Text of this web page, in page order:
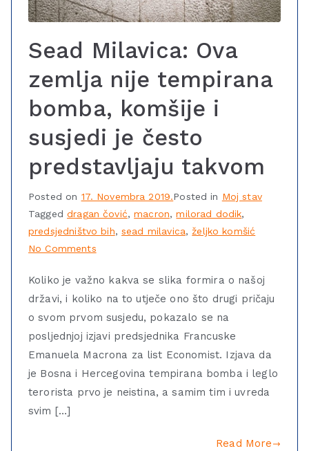
Sead Milavica: Ova
zemlja nije tempirana
bomba, komšije i
susjedi je često
predstavljaju takvom
Posted on 17. Novembra 2019.Posted in Moj stav
Taggeddragan čović,macron,milorad dodik,
predsjedništvo bih,sead milavica,željko komšić
No Comments
Koliko je važno kakva se slika formira o našoj
državi, i koliko na to utječe ono što drugi pričaju
o svom prvom susjedu, pokazalo se na
posljednjoj izjavi predsjednika Francuske
Emanuela Macrona za list Economist. Izjava da
je Bosna i Hercegovina tempirana bomba i leglo
terorista prvo je neistina, a samim tim i uvreda
svim […]
Read More